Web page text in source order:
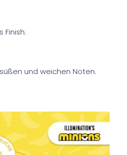
Finish.
und weichen Noten.